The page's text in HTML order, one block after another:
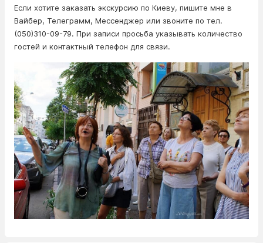
Если хотите заказать экскурсию по Киеву, пишите мне в
Вайбер, Телеграмм, Мессенджер или звоните по тел.
(050)310-09-79. При записи просьба указывать количество
гостей и контактный телефон для связи.